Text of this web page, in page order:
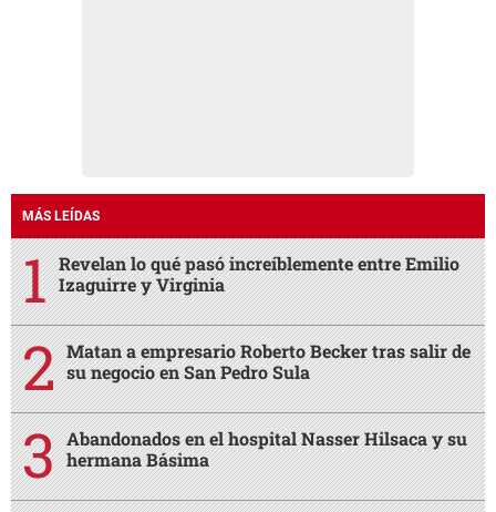
MÁS LEÍDAS
Revelan lo qué pasó increíblemente entre Emilio
Izaguirre y Virginia
Matan a empresario Roberto Becker tras salir de
su negocio en San Pedro Sula
Abandonados en el hospital Nasser Hilsaca y su
hermana Básima